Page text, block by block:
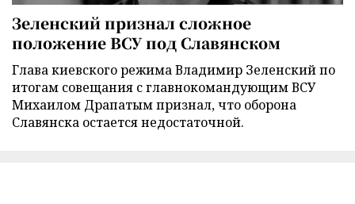
Зеленский признал сложное
положение ВСУ под Славянском
Глава киевского режима Владимир Зеленский по
итогам совещания с главнокомандующим ВСУ
Михаилом Драпатым признал, что оборона
Славянска остается недостаточной.